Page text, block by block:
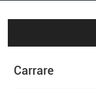
À PROPOS
Carrare